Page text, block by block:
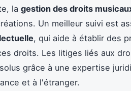
la gestion des droits
Un meilleur suivi est
, qui aide à établir des
droits. Les litiges liés aux
grâce à une expertise
et à l'étranger.